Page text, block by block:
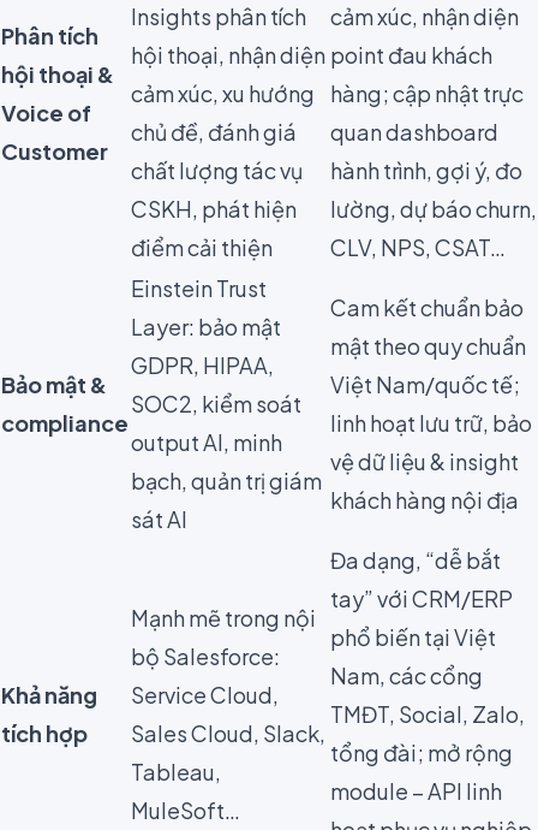
Phân tích
hội thoại &
Voice of
Customer
Insights phân tích
hội thoại, nhận diện
cảm xúc, xu hướng
chủ đề, đánh giá
chất lượng tác vụ
CSKH, phát hiện
điểm cải thiện
cảm xúc, nhận diện
point đau khách
hàng; cập nhật trực
quan dashboard
hành trình, gợi ý, đo
lường, dự báo churn,
CLV, NPS, CSAT…
Bảo mật &
compliance
Einstein Trust
Layer: bảo mật
GDPR, HIPAA,
SOC2, kiểm soát
output AI, minh
bạch, quản trị giám
sát AI
Cam kết chuẩn bảo
mật theo quy chuẩn
Việt Nam/quốc tế;
linh hoạt lưu trữ, bảo
vệ dữ liệu & insight
khách hàng nội địa
Khả năng
tích hợp
Mạnh mẽ trong nội
bộ Salesforce:
Service Cloud,
Sales Cloud, Slack,
Tableau,
MuleSoft…
Đa dạng, “dễ bắt
tay” với CRM/ERP
phổ biến tại Việt
Nam, các cổng
TMĐT, Social, Zalo,
tổng đài; mở rộng
module – API linh